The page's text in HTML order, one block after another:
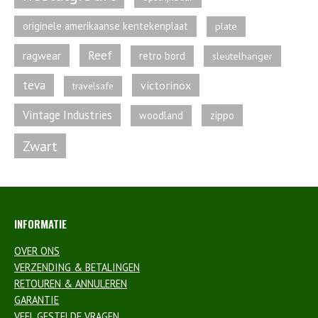
originele amerikaanse kentekenplaat plate
ragwear Reef retro bord sleutelhanger
teva travelsafe victorinox
Vintage Industries woodland zippo
Zwart
INFORMATIE
OVER ONS
VERZENDING & BETALINGEN
RETOUREN & ANNULEREN
GARANTIE